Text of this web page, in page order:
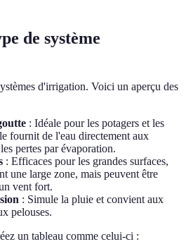
de système
d'irrigation. Voici un aperçu des
: Idéale pour les potagers et les
fournit de l'eau directement aux
pertes par évaporation.
: Efficaces pour les grandes surfaces,
une large zone, mais peuvent être
vent fort.
: Simule la pluie et convient aux
pelouses.
un tableau comme celui-ci :